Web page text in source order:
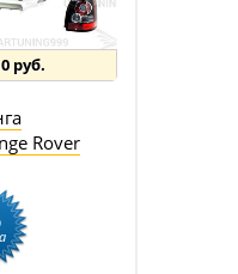
руб.
Rover